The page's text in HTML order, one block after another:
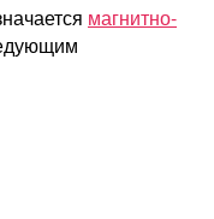
магнитно-